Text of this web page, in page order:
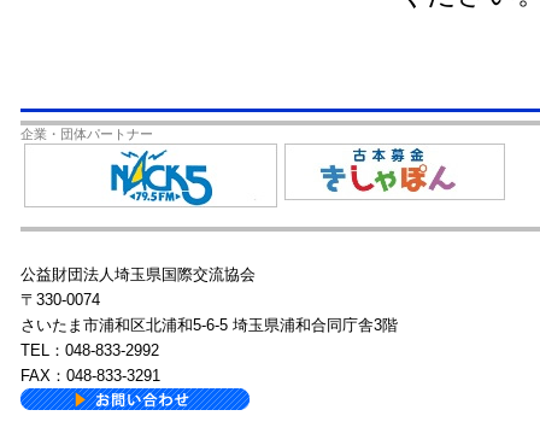
企業・団体パートナー
公益財団法人埼玉県国際交流協会
〒330-0074
さいたま市浦和区北浦和5-6-5 埼玉県浦和合同庁舎3階
TEL：048-833-2992
FAX：048-833-3291